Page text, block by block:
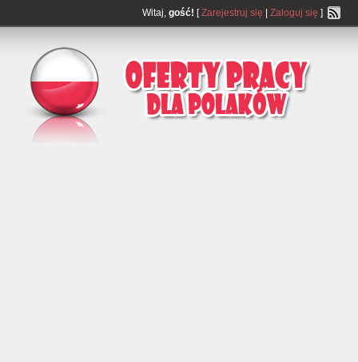
Witaj, gość! [Zarejestruj się Zaloguj się ]